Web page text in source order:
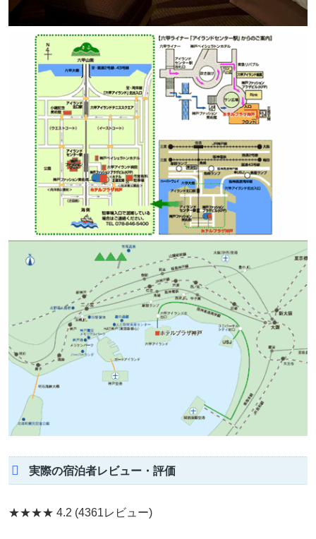
実際の宿泊者レビュー・評価
★★★★ 4.2 (4361レビュー)